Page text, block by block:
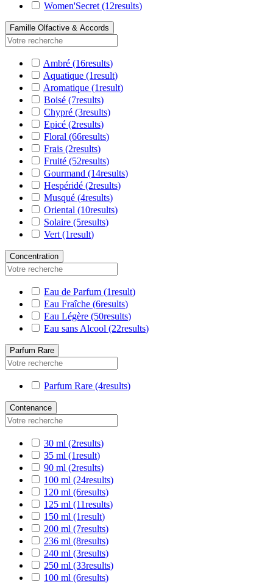
Women'Secret(12results)
Famille Olfactive & Accords
Ambré (16results)
Aquatique (1result)
Aromatique (1result)
Boisé (7results)
Chypré (3results)
Epicé (2results)
Floral (66results)
Frais (2results)
Fruité (52results)
Gourmand (14results)
Hespéridé (2results)
Musqué (4results)
Oriental (10results)
Solaire (5results)
Vert(1result)
Concentration
Eau de Parfum (1result)
Eau Fraîche (6results)
Eau Légère (50results)
Eau sans Alcool (22results)
Parfum Rare
Parfum Rare (4results)
Contenance
30 ml (2results)
35 ml (1result)
90 ml (2results)
100 ml (24results)
120 ml (6results)
125 ml (11results)
150 ml (1result)
200 ml (7results)
236 ml (8results)
240 ml (3results)
250 ml (33results)
100 ml (6results)